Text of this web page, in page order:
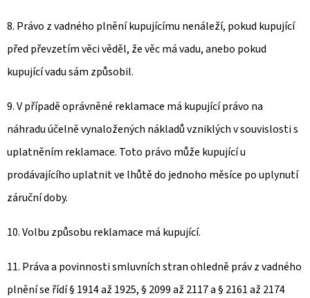
8. Právo z vadného plnění kupujícímu nenáleží, pokud kupující
před převzetím věci věděl, že věc má vadu, anebo pokud
kupující vadu sám způsobil.
9. V případě oprávněné reklamace má kupující právo na
náhradu účelně vynaložených nákladů vzniklých v souvislosti s
uplatněním reklamace. Toto právo může kupující u
prodávajícího uplatnit ve lhůtě do jednoho měsíce po uplynutí
záruční doby.
10. Volbu způsobu reklamace má kupující.
11. Práva a povinnosti smluvních stran ohledně práv z vadného
plnění se řídí § 1914 až 1925, § 2099 až 2117 a § 2161 až 2174